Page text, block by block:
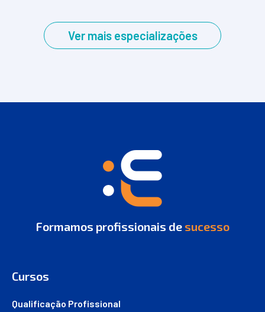
Ver mais especializações
Formamos profissionais de sucesso
Cursos
Qualificação Profissional